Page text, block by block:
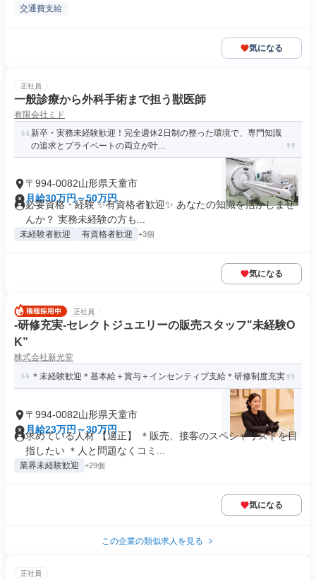
交通費支給
気になる
正社員
一般診療から外科手術まで担う獣医師
有限会社ミド
新卒・実務未経験歓迎！完全週休2日制の整った環境で、専門知識
の追求とプライベートの両立が叶...
〒994-0082山形県天童市
月給30万円～50万円
必要資格・経験 ✨有資格者歓迎✨ あなたの知識を活かしませ
んか？ 実務未経験の方も...
未経験者歓迎 有資格者歓迎 +3個
気になる
正社員
-研修充実-セレクトジュエリーの販売スタッフ"未経験O
K”
株式会社新光堂
＊未経験歓迎＊基本給＋賞与＋インセンティブ支給＊研修制度充実
〒994-0082山形県天童市
月給23万円～30万円
求めている人材 【適正】 ＊販売、接客のスペシャリストを目
指したい ＊人と問題なくコミ...
業界未経験歓迎 +29個
気になる
この企業の類似求人を見る
正社員